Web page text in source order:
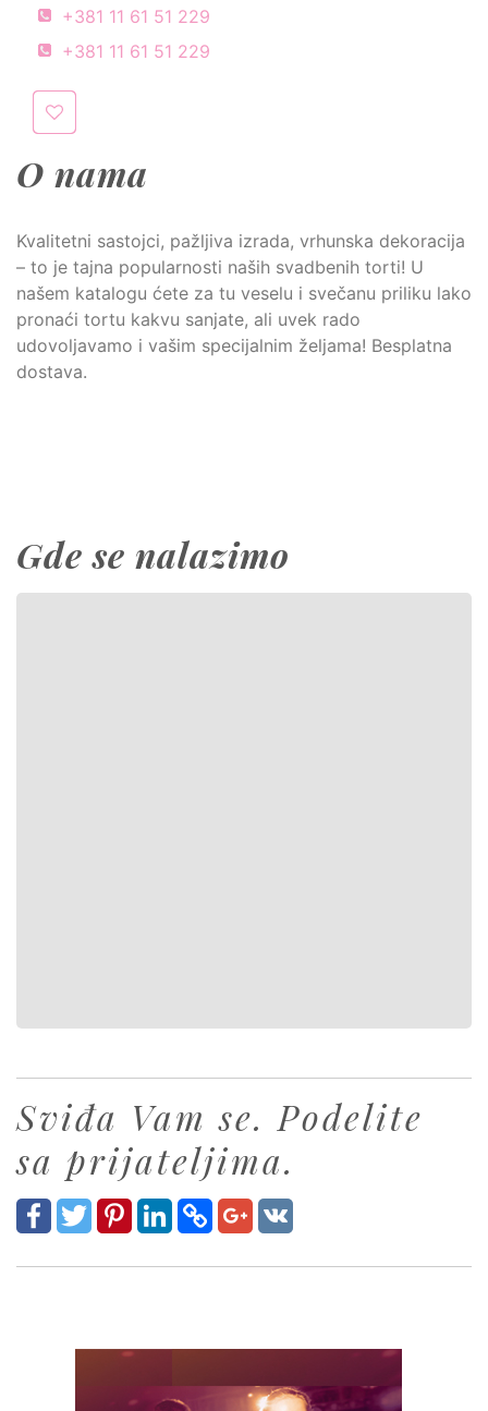
+381 11 61 51 229
+381 11 61 51 229
O nama
Kvalitetni sastojci, pažljiva izrada, vrhunska dekoracija
– to je tajna popularnosti naših svadbenih torti! U
našem katalogu ćete za tu veselu i svečanu priliku lako
pronaći tortu kakvu sanjate, ali uvek rado
udovoljavamo i vašim specijalnim željama! Besplatna
dostava.
Gde se nalazimo
Sviđa Vam se. Podelite
sa prijateljima.